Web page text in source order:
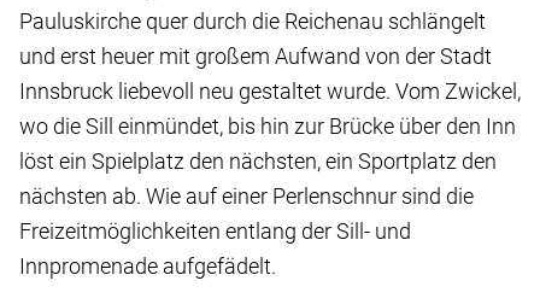
Pauluskirche quer durch die Reichenau schlängelt
und erst heuer mit großem Aufwand von der Stadt
Innsbruck liebevoll neu gestaltet wurde. Vom Zwickel,
wo die Sill einmündet, bis hin zur Brücke über den Inn
löst ein Spielplatz den nächsten, ein Sportplatz den
nächsten ab. Wie auf einer Perlenschnur sind die
Freizeitmöglichkeiten entlang der Sill- und
Innpromenade aufgefädelt.